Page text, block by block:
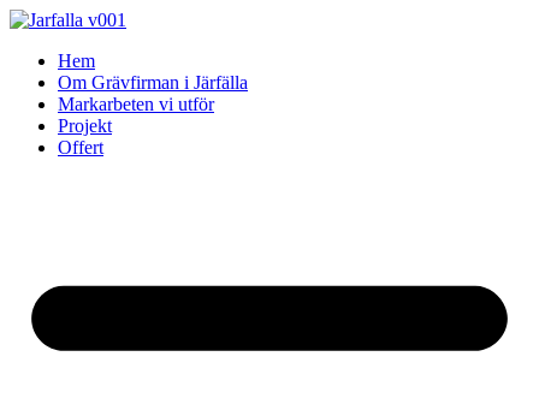
Skip
contentHem
Om Grävfirman i Järfälla
Markarbeten vi utför
Projekt
Offert